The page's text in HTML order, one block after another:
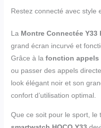
Restez connecté avec style
La Montre Connectée Y33
grand écran incurvé et
Grâce à la fonction appels
ou passer des appels
look élégant noir et son
confort d’utilisation optimal.
Que ce soit pour le sport, le